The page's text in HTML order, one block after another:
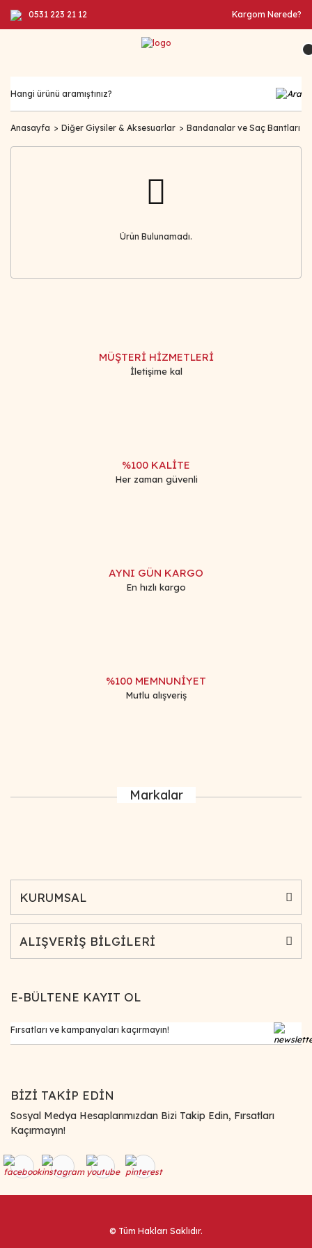
0531 223 21 12 Kargom Nerede?
Anasayfa Diğer Giysiler & Aksesuarlar Bandanalar ve Saç Bantları
Ürün Bulunamadı.
MÜŞTERİ HİZMETLERİ
İletişime kal
%100 KALİTE
Her zaman güvenli
AYNI GÜN KARGO
En hızlı kargo
%100 MEMNUNİYET
Mutlu alışveriş
Markalar
KURUMSAL
ALIŞVERİŞ BİLGİLERİ
E-BÜLTENE KAYIT OL
BİZİ TAKİP EDİN
Sosyal Medya Hesaplarımızdan Bizi Takip Edin, Fırsatları
Kaçırmayın!
© Tüm Hakları Saklıdır.